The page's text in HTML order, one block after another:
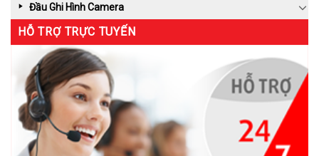
Đầu Ghi Hình Camera
HỖ TRỢ TRỰC TUYẾN